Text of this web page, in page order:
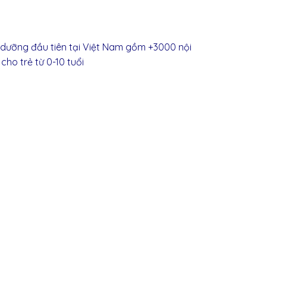
dưỡng đầu tiên tại Việt Nam gồm +3000 nội
cho trẻ từ0-10 tuổi